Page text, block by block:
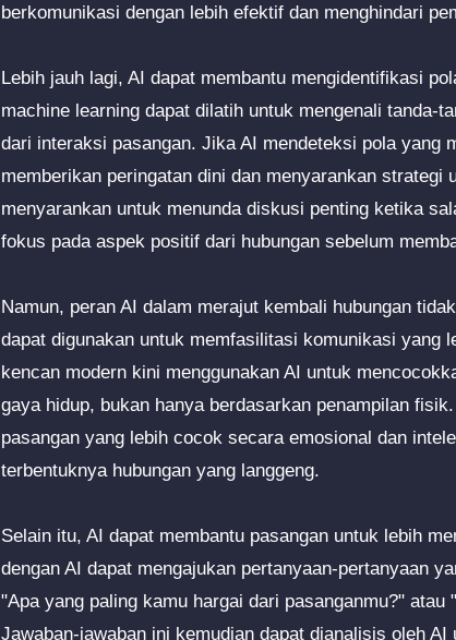
berkomunikasi dengan lebih efektif dan menghindari
Lebih jauh lagi, AI dapat membantu mengidentifikasi
machine learning dapat dilatih untuk mengenali tanda-
dari interaksi pasangan. Jika AI mendeteksi pola yang
memberikan peringatan dini dan menyarankan
menyarankan untuk menunda diskusi penting ketika
fokus pada aspek positif dari hubungan sebelum
Namun, peran AI dalam merajut kembali hubungan
dapat digunakan untuk memfasilitasi komunikasi yang
kencan modern kini menggunakan AI untuk
gaya hidup, bukan hanya berdasarkan penampilan
pasangan yang lebih cocok secara emosional dan
terbentuknya hubungan yang langgeng.
Selain itu, AI dapat membantu pasangan untuk lebih
dengan AI dapat mengajukan pertanyaan-pertanyaan
"Apa yang paling kamu hargai dari pasanganmu?"
Jawaban-jawaban ini kemudian dapat dianalisis oleh